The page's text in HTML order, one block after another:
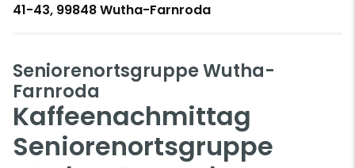
41-43, 99848 Wutha-Farnroda
Seniorenortsgruppe Wutha-
Farnroda
Kaffeenachmittag
Seniorenortsgruppe